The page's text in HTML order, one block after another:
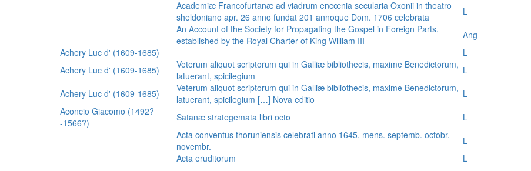
Academiæ Francofurtanæ ad viadrum encœnia secularia Oxonii in theatro
sheldoniano apr. 26 anno fundat 201 annoque Dom. 1706 celebrata
L
An Account of the Society for Propagating the Gospel in Foreign Parts,
established by the Royal Charter of King William III
Ang
Achery Luc d' (1609-1685)
L
Achery Luc d' (1609-1685)
Veterum aliquot scriptorum qui in Galliæ bibliothecis, maxime Benedictorum,
latuerant, spicilegium
L
Achery Luc d' (1609-1685)
Veterum aliquot scriptorum qui in Galliæ bibliothecis, maxime Benedictorum,
latuerant, spicilegium […] Nova editio
L
Aconcio Giacomo (1492?
-1566?)
Satanæ strategemata libri octo
L
Acta conventus thoruniensis celebrati anno 1645, mens. septemb. octobr.
novembr.
L
Acta eruditorum
L